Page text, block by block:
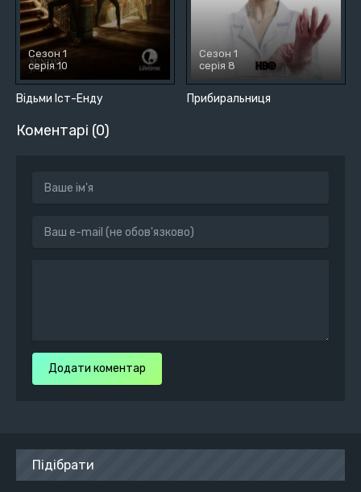
Відьми Іст-Енду
Сезон 1
серія 10
Прибиральниця
Сезон 1
серія 8
Коментарі (0)
Додати коментар
Підібрати